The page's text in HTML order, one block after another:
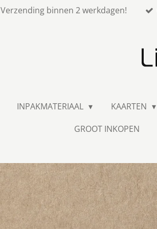
Verzending binnen 2 werkdagen!
INPAKMATERIAAL KAARTEN
GROOT INKOPEN